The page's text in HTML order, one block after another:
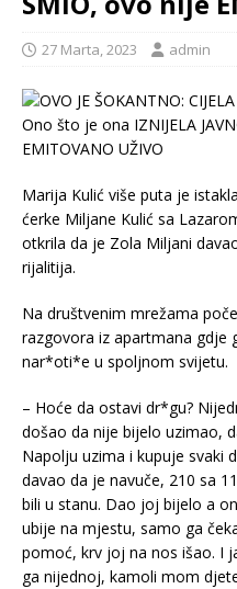
27 Marta, 2023 admin
Marija Kulić više puta je
ćerke Miljane Kulić sa
otkrila da je Zola Miljani
rijalitija.
Na društvenim mrežama
razgovora iz apartmana gdje
nar*oti*e u spoljnom svijetu.
– Hoće da ostavi dr*gu?
došao da nije bijelo uzimao,
Napolju uzima i kupuje svaki
davao da je navuče, 210 sa
bili u stanu. Dao joj bijelo a
ubije na mjestu, samo ga
pomoć, krv joj na nos išao. I
ga nijednoj, kamoli mom